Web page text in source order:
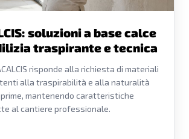
soluzioni a base calce
traspirante e tecnica
risponde alla richiesta di materiali
alla traspirabilità e alla naturalità
mantenendo caratteristiche
al cantiere professionale.